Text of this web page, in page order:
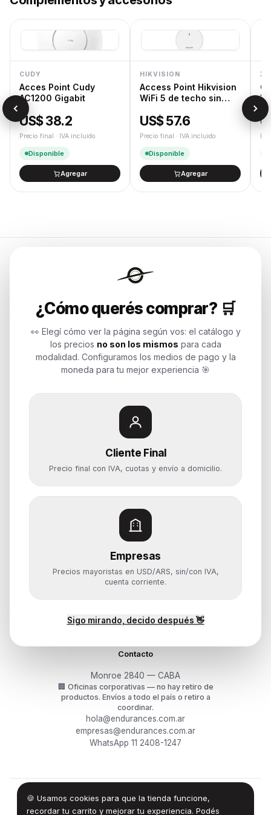
CUDY
Acces Point Cudy
AC1200 Gigabit
US$ 38.2
Precio final · IVA incluido
Disponible
Agregar
HIKVISION
Access Point Hikvision
WiFi 5 de techo sin
US$ 57.6
Precio final · IVA incluido
Disponible
Agregar
¿Cómo querés comprar? 🛒
👀 Elegí cómo ver la página según vos: el catálogo y
los precios no son los mismos para cada
modalidad. Configuramos los medios de pago y la
moneda para tu mejor experiencia 🎯
Cliente Final
Precio final con IVA, cuotas y envío a domicilio.
Empresas
Precios mayoristas en USD/ARS, sin/con IVA,
cuenta corriente.
Sigo mirando, decido después 👋
🍪 Usamos cookies para que la tienda funcione,
recordar tu carrito y mejorar tu experiencia. Podés
Endurances
Soluciones de tecnología para
Potenciamos tu mundo.
Time to work
Categorías
Notebooks
Computadoras y PCs
Componentes
Almacenamiento
Monitores y Pantallas
Ayuda
Mis pedidos
¿Cómo querés comprar?
Contacto
Monroe 2840 — CABA
🏢 Oficinas corporativas — no hay retiro de
productos. Envíos a todo el país o retiro a
coordinar.
hola@endurances.com.ar
empresas@endurances.com.ar
WhatsApp 11 2408-1247
© 2026Endurances Technology SA · CUIT 30-71861942-0
Términos·Privacidad ·Devoluciones